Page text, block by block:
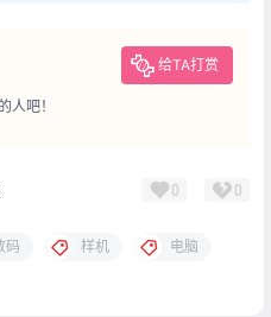
给TA打赏
人吧！
0 0
码 样机 电脑